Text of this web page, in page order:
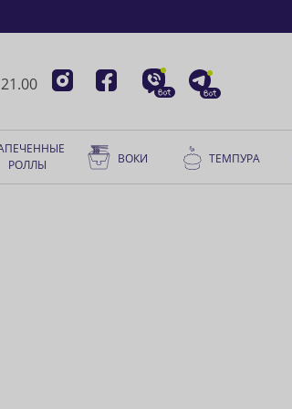
РОЛЛЫ
ВОКИ ТЕМПУРА